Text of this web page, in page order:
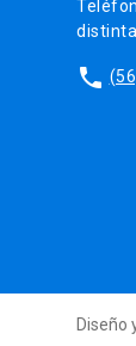
phone
Diseño